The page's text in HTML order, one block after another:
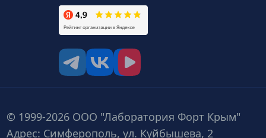
© 1999-2026 ООО "Лаборатория Форт Крым"
Адрес: Симферополь, ул. Куйбышева, 2